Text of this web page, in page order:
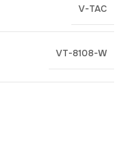
V-TAC
VT-8108-W